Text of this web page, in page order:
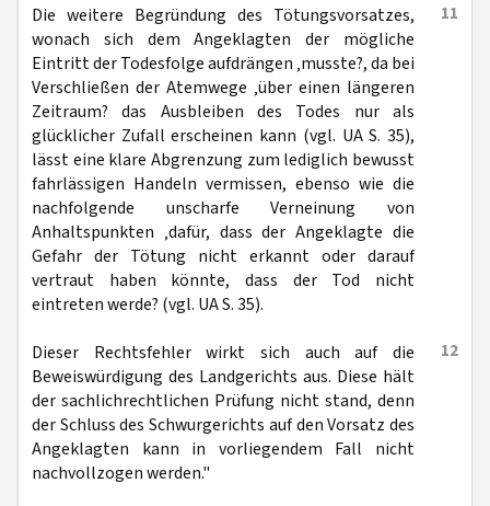
11
Die weitere Begründung des Tötungsvorsatzes,
wonach sich dem Angeklagten der mögliche
Eintritt der Todesfolge aufdrängen ‚musste?, da bei
Verschließen der Atemwege ‚über einen längeren
Zeitraum? das Ausbleiben des Todes nur als
glücklicher Zufall erscheinen kann (vgl. UA S. 35),
lässt eine klare Abgrenzung zum lediglich bewusst
fahrlässigen Handeln vermissen, ebenso wie die
nachfolgende unscharfe Verneinung von
Anhaltspunkten ‚dafür, dass der Angeklagte die
Gefahr der Tötung nicht erkannt oder darauf
vertraut haben könnte, dass der Tod nicht
eintreten werde? (vgl. UA S. 35).
12
Dieser Rechtsfehler wirkt sich auch auf die
Beweiswürdigung des Landgerichts aus. Diese hält
der sachlichrechtlichen Prüfung nicht stand, denn
der Schluss des Schwurgerichts auf den Vorsatz des
Angeklagten kann in vorliegendem Fall nicht
nachvollzogen werden."